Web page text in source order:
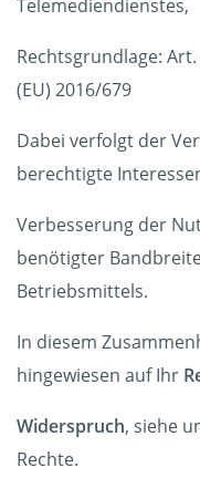
Telemediendienstes,
Rechtsgrundlage:
(EU) 2016/679
Dabei verfolgt der
berechtigte
Verbesserung der
benötigter
Betriebsmittels.
In diesem
hingewiesen auf Ihr
Widerspruch, siehe
Rechte.